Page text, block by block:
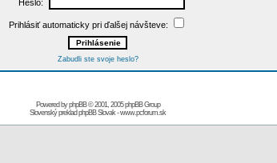
Heslo:
Prihlásiť automaticky pri ďalšej návšteve:
Zabudli ste svoje heslo?
Powered byphpBB© 2001, 2005 phpBB Group
Slovenský preklad phpBB Slovak-www.pcforum.sk